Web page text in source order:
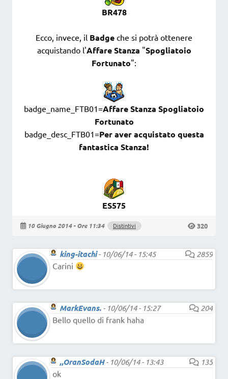
BR478
Ecco, invece, il Badge che si potrà ottenere
acquistando l'Affare Stanza "Spogliatoio
Fortunato":
badge_name_FTB01=Affare Stanza Spogliatoio
Fortunato
badge_desc_FTB01=Per aver acquistato questa
fantastica Stanza!
ES575
10 Giugno 2014 - Ore 11:34 Distintivi 320
king-itachi- 10/06/14 - 15:45
2859
Carini
MarkEvans. - 10/06/14 - 15:27
204
Bello quello di frank haha
,,OranSodaH- 10/06/14 - 13:43
135
ok